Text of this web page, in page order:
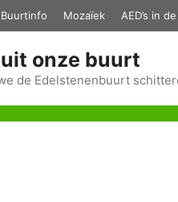
Buurtinfo Mozaïek AED’s in
onze buurt
de Edelstenenbuurt